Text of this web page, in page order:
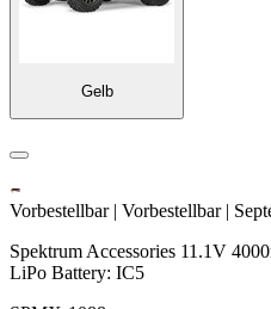
Gelb
Vorbestellbar | Vorbestellbar |
Spektrum Accessories 11.1V
LiPo Battery: IC5